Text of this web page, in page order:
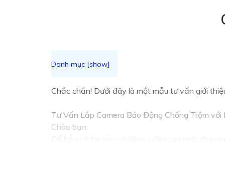
Chắc chắn! Dưới đây là một mẫu tư vấn giới
Tư Vấn Lắp Camera Báo Động Chống Trộm
Chào bạn,
Độ Phân Giải Cao: Chọn Camera có độ
Chất Lượng Quang Học: Camera được